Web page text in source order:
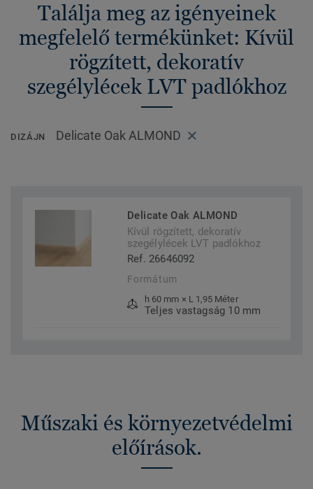
Találja meg az igényeinek
megfelelő termékünket: Kívül
rögzített, dekoratív
szegélylécek LVT padlókhoz
DIZÁJN Delicate Oak ALMOND
Delicate Oak ALMOND
Kívül rögzített, dekoratív
szegélylécek LVT padlókhoz
Ref. 26646092
Formátum
h 60 mm × L 1,95 Méter
Teljes vastagság 10 mm
Műszaki és környezetvédelmi
előírások.